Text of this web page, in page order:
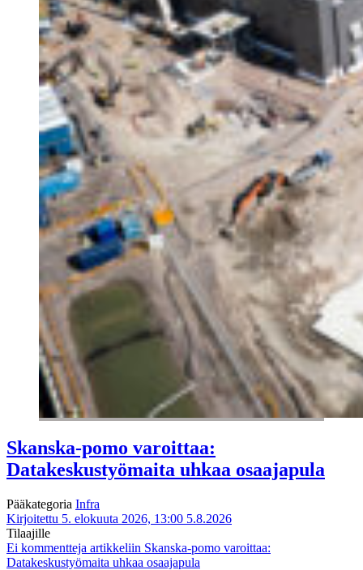
Skanska-pomo varoittaa:
Datakeskustyömaita uhkaa osaajapula
Pääkategoria Infra
Kirjoitettu 5. elokuuta 2026, 13:00 5.8.2026
Tilaajille
Ei kommentteja artikkeliin Skanska-pomo varoittaa:
Datakeskustyömaita uhkaa osaajapula